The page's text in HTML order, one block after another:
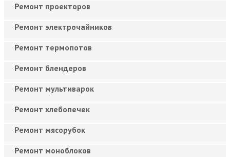
Ремонт проекторов
Ремонт электрочайников
Ремонт термопотов
Ремонт блендеров
Ремонт мультиварок
Ремонт хлебопечек
Ремонт мясорубок
Ремонт моноблоков